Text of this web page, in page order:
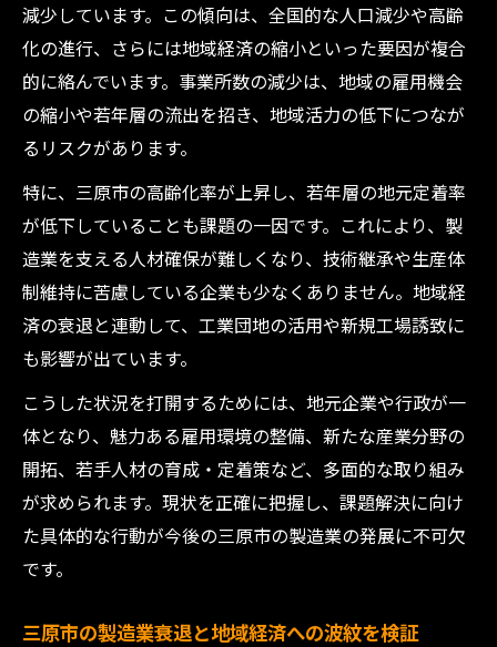
減少しています。この傾向は、全国的な人口減少や高齢
化の進行、さらには地域経済の縮小といった要因が複合
的に絡んでいます。事業所数の減少は、地域の雇用機会
の縮小や若年層の流出を招き、地域活力の低下につなが
るリスクがあります。
特に、三原市の高齢化率が上昇し、若年層の地元定着率
が低下していることも課題の一因です。これにより、製
造業を支える人材確保が難しくなり、技術継承や生産体
制維持に苦慮している企業も少なくありません。地域経
済の衰退と連動して、工業団地の活用や新規工場誘致に
も影響が出ています。
こうした状況を打開するためには、地元企業や行政が一
体となり、魅力ある雇用環境の整備、新たな産業分野の
開拓、若手人材の育成・定着策など、多面的な取り組み
が求められます。現状を正確に把握し、課題解決に向け
た具体的な行動が今後の三原市の製造業の発展に不可欠
です。
三原市の製造業衰退と地域経済への波紋を検証